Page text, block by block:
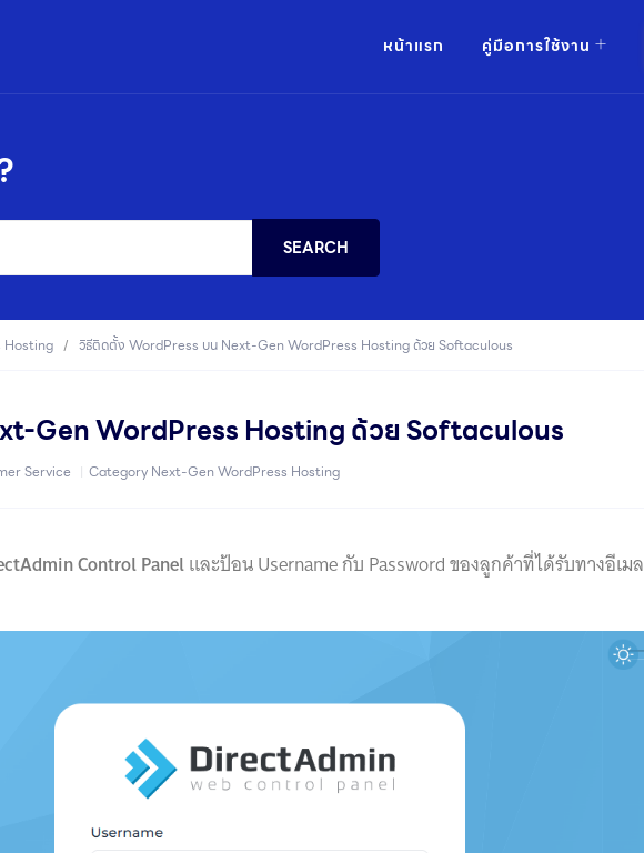
หน้าแรก คู่มือการใช้งาน
SEARCH
Hosting วิธีติดตั้ง WordPress บน Next-Gen WordPress Hosting ด้วย Softaculous
Gen WordPress Hosting ด้วย Softaculous
Service Category Next-Gen WordPress Hosting
Control Panelและป้อน Username กับ Password ของลูกค้าที่ได้รับทางอีเมล